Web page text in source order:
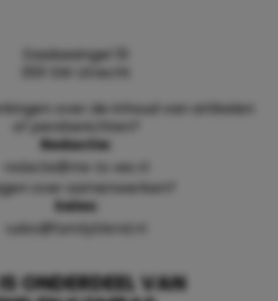
ONDERDEEL VAN
Daalsesingel 51
3511 SW Utrecht
over de inhoud van artikelen
of persberichten?
Redactie:
redactie@me-to-we.nl
over samenwerken?
Sales:
sales@familyblend.nl